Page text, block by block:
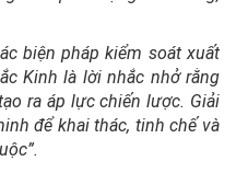
biện pháp kiểm soát xuất
Kinh là lời nhắc nhở rằng
ra áp lực chiến lược. Giải
để khai thác, tinh chế và